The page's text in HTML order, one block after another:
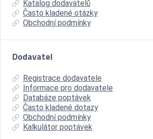
Katalog dodavatelů
Často kladené otázky
Obchodní podmínky
Dodavatel
Registrace dodavatele
Informace pro dodavatele
Databáze poptávek
Často kladené dotazy
Obchodní podmínky
Kalkulátor poptávek